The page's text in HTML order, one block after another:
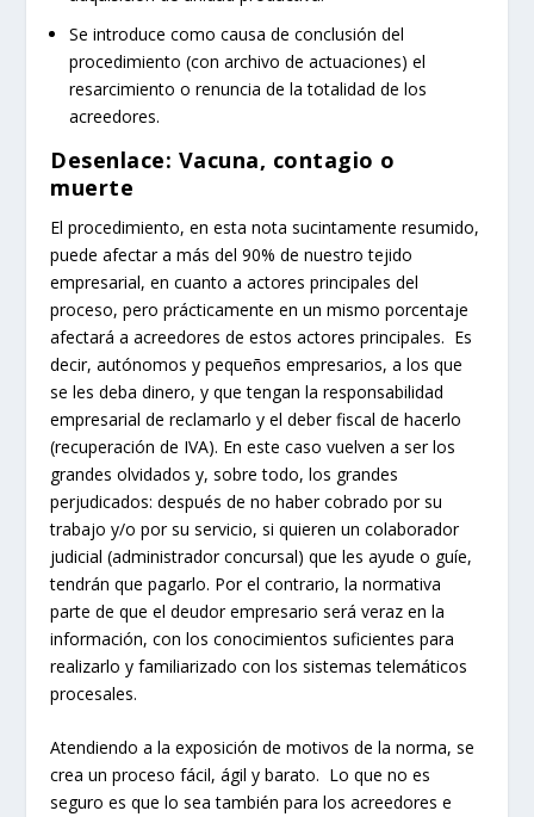
Se introduce como causa de conclusión del
procedimiento (con archivo de actuaciones) el
resarcimiento o renuncia de la totalidad de los
acreedores.
Desenlace: Vacuna, contagio o
muerte
El procedimiento, en esta nota sucintamente resumido,
puede afectar a más del 90% de nuestro tejido
empresarial, en cuanto a actores principales del
proceso, pero prácticamente en un mismo porcentaje
afectará a acreedores de estos actores principales. Es
decir, autónomos y pequeños empresarios, a los que
se les deba dinero, y que tengan la responsabilidad
empresarial de reclamarlo y el deber fiscal de hacerlo
(recuperación de IVA). En este caso vuelven a ser los
grandes olvidados y, sobre todo, los grandes
perjudicados: después de no haber cobrado por su
trabajo y/o por su servicio, si quieren un colaborador
judicial (administrador concursal) que les ayude o guíe,
tendrán que pagarlo. Por el contrario, la normativa
parte de que el deudor empresario será veraz en la
información, con los conocimientos suficientes para
realizarlo y familiarizado con los sistemas telemáticos
procesales.
Atendiendo a la exposición de motivos de la norma, se
crea un proceso fácil, ágil y barato. Lo que no es
seguro es que lo sea también para los acreedores e